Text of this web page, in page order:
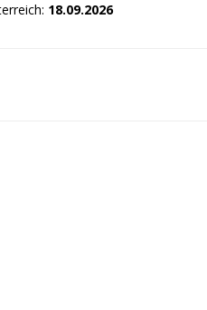
18.09.2026